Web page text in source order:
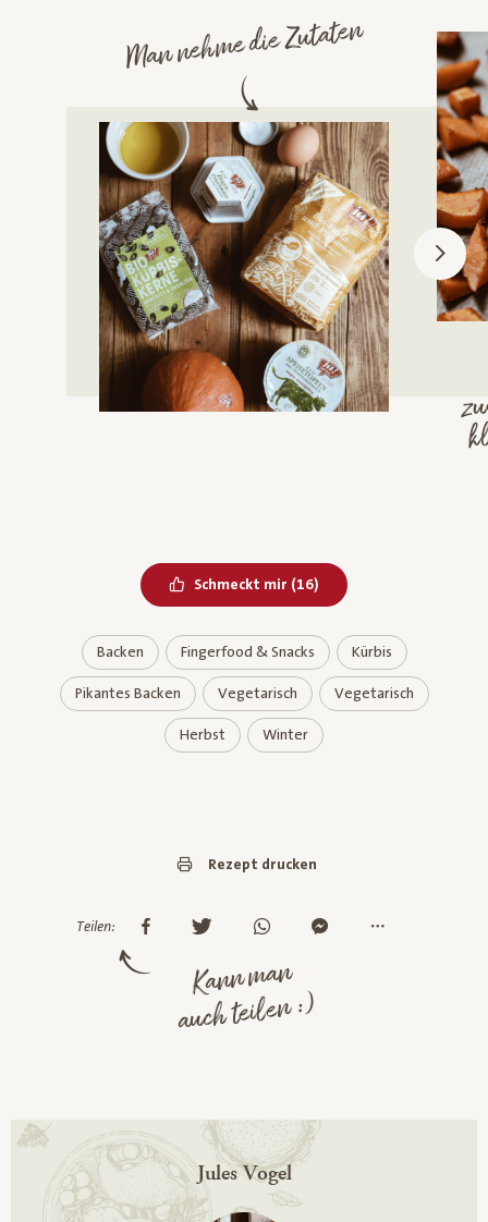
Man nehme die Zutaten
Schmeckt mir Bereits geliked
(16)
Backen Fingerfood & Snacks Kürbis
Pikantes Backen Vegetarisch Vegetarisch
Herbst Winter
Rezept drucken
Teilen:
Kann man
auch teilen :)
Jules Vogel